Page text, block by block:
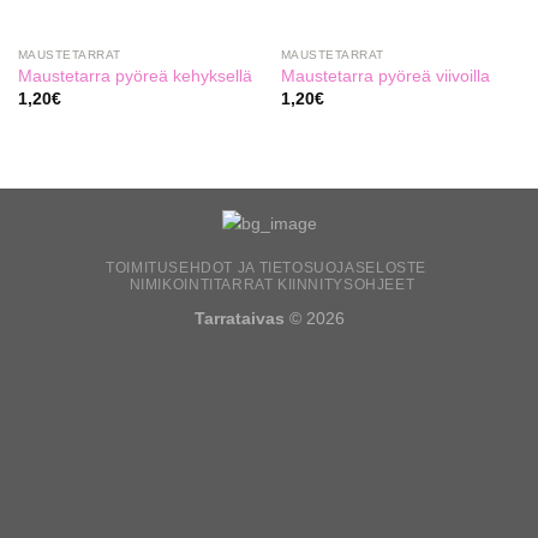
MAUSTETARRAT
Maustetarra pyöreä kehyksellä
1,20€
MAUSTETARRAT
Maustetarra pyöreä viivoilla
1,20€
TOIMITUSEHDOT JA TIETOSUOJASELOSTE
NIMIKOINTITARRAT KIINNITYSOHJEET
Tarrataivas © 2026